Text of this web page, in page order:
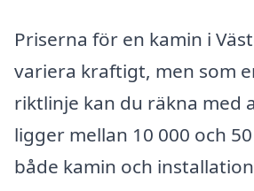
Priserna för en kamin i
variera kraftigt, men som
riktlinje kan du räkna med
ligger mellan 10 000 och
både kamin och